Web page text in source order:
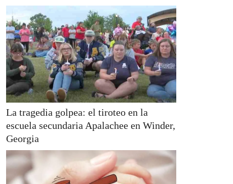
La tragedia golpea: el tiroteo en la
escuela secundaria Apalachee en Winder,
Georgia